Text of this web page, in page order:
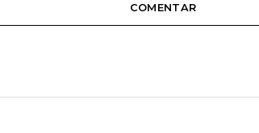
COMENTAR